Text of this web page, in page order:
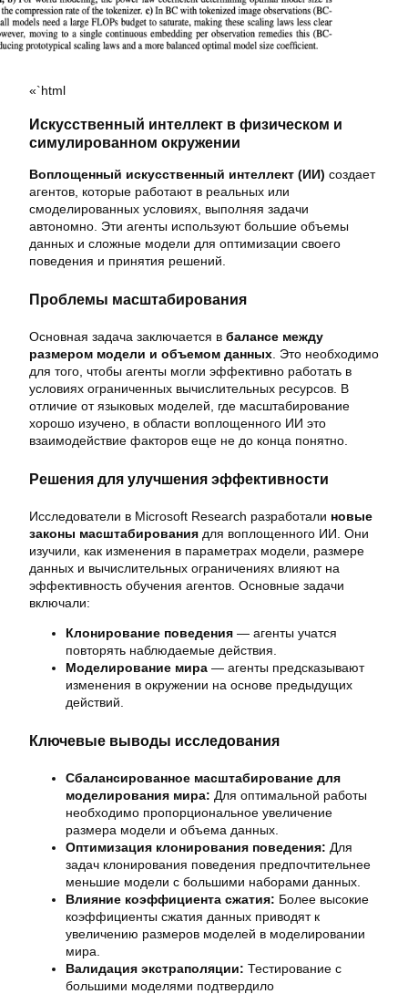
«`html
Искусственный интеллект в физическом и
симулированном окружении
Воплощенный искусственный интеллект (ИИ) создает
агентов, которые работают в реальных или
смоделированных условиях, выполняя задачи
автономно. Эти агенты используют большие объемы
данных и сложные модели для оптимизации своего
поведения и принятия решений.
Проблемы масштабирования
Основная задача заключается в балансе между
размером модели и объемом данных . Это необходимо
для того, чтобы агенты могли эффективно работать в
условиях ограниченных вычислительных ресурсов. В
отличие от языковых моделей, где масштабирование
хорошо изучено, в области воплощенного ИИ это
взаимодействие факторов еще не до конца понятно.
Решения для улучшения эффективности
Исследователи в Microsoft Research разработали новые
законы масштабирования для воплощенного ИИ. Они
изучили, как изменения в параметрах модели, размере
данных и вычислительных ограничениях влияют на
эффективность обучения агентов. Основные задачи
включали:
Клонирование поведения — агенты учатся
повторять наблюдаемые действия.
Моделирование мира — агенты предсказывают
изменения в окружении на основе предыдущих
действий.
Ключевые выводы исследования
Сбалансированное масштабирование для
моделирования мира: Для оптимальной работы
необходимо пропорциональное увеличение
размера модели и объема данных.
Оптимизация клонирования поведения: Для
задач клонирования поведения предпочтительнее
меньшие модели с большими наборами данных.
Влияние коэффициента сжатия: Более высокие
коэффициенты сжатия данных приводят к
увеличению размеров моделей в моделировании
мира.
Валидация экстраполяции: Тестирование с
большими моделями подтвердило